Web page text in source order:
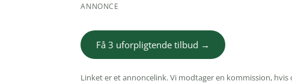
ANNONCE
Få 3 uforpligtende tilbud →
Linket er et annoncelink. Vi modtager en kommission,